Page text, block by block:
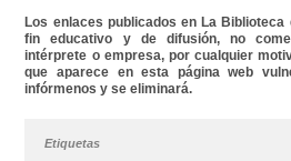
Los enlaces publicados en La
fin educativo y de difusión, no
intérprete o empresa, por cualquier
que aparece en esta página web
infórmenos y se eliminará.
Etiquetas